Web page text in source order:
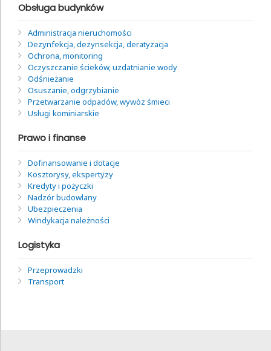
Obsługa budynków
Administracja nieruchomości
Dezynfekcja, dezynsekcja, deratyzacja
Ochrona, monitoring
Oczyszczanie ścieków, uzdatnianie wody
Odśnieżanie
Osuszanie, odgrzybianie
Przetwarzanie odpadów, wywóz śmieci
Usługi kominiarskie
Prawo i finanse
Dofinansowanie i dotacje
Kosztorysy, ekspertyzy
Kredyty i pożyczki
Nadzór budowlany
Ubezpieczenia
Windykacja należności
Logistyka
Przeprowadzki
Transport